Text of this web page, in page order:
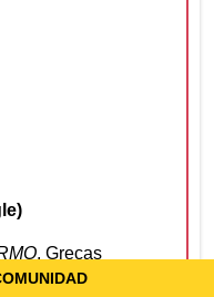
, Grecas
single. El